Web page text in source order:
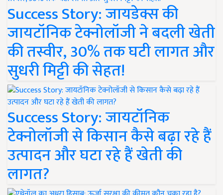
Success Story: जायडेक्स की
जायटॉनिक टेक्नोलॉजी ने बदली खेती
की तस्वीर, 30% तक घटी लागत और
सुधरी मिट्टी की सेहत!
Success Story: जायटॉनिक
टेक्नोलॉजी से किसान कैसे बढ़ा रहे हैं
उत्पादन और घटा रहे हैं खेती की
लागत?